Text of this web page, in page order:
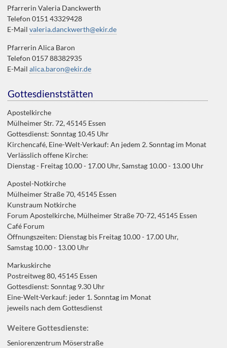
Pfarrerin Valeria Danckwerth
Telefon 0151 43329428
E-Mailvaleria.danckwerth@ekir.de
Pfarrerin Alica Baron
Telefon 0157 88382935
E-Mailalica.baron@ekir.de
Gottesdienststätten
Apostelkirche
Mülheimer Str. 72, 45145 Essen
Gottesdienst: Sonntag 10.45 Uhr
Kirchencafé, Eine-Welt-Verkauf: An jedem 2. Sonntag im Monat
Verlässlich offene Kirche:
Dienstag - Freitag 10.00 - 17.00 Uhr, Samstag 10.00 - 13.00 Uhr
Apostel-Notkirche
Mülheimer Straße 70, 45145 Essen
Kunstraum Notkirche
Forum Apostelkirche, Mülheimer Straße 70-72, 45145 Essen
Café Forum
Öffnungszeiten: Dienstag bis Freitag 10.00 - 17.00 Uhr,
Samstag 10.00 - 13.00 Uhr
Markuskirche
Postreitweg 80, 45145 Essen
Gottesdienst: Sonntag 9.30 Uhr
Eine-Welt-Verkauf: jeder 1. Sonntag im Monat
jeweils nach dem Gottesdienst
Weitere Gottesdienste:
Seniorenzentrum Möserstraße